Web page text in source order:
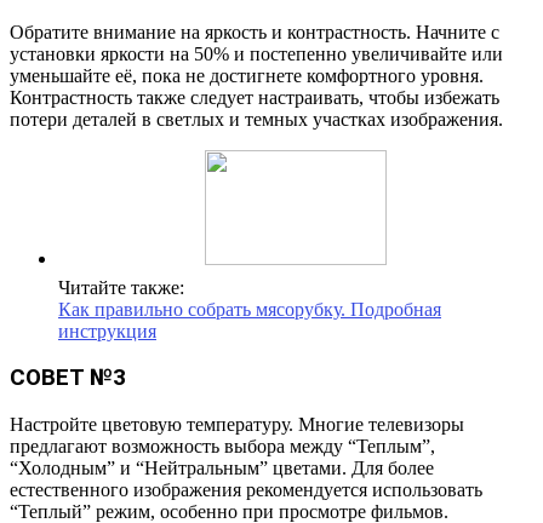
Обратите внимание на яркость и контрастность. Начните с
установки яркости на 50% и постепенно увеличивайте или
уменьшайте её, пока не достигнете комфортного уровня.
Контрастность также следует настраивать, чтобы избежать
потери деталей в светлых и темных участках изображения.
Читайте также:
Как правильно собрать мясорубку. Подробная
инструкция
СОВЕТ №3
Настройте цветовую температуру. Многие телевизоры
предлагают возможность выбора между “Теплым”,
“Холодным” и “Нейтральным” цветами. Для более
естественного изображения рекомендуется использовать
“Теплый” режим, особенно при просмотре фильмов.